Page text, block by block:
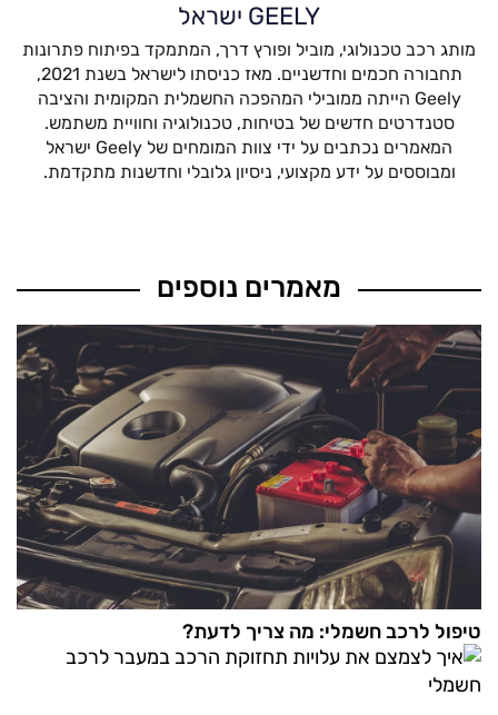
GEELY ישראל
מותג רכב טכנולוגי, מוביל ופורץ דרך, המתמקד בפיתוח פתרונות
תחבורה חכמים וחדשניים. מאז כניסתו לישראל בשנת 2021,
Geely הייתה ממובילי המהפכה החשמלית המקומית והציבה
סטנדרטים חדשים של בטיחות, טכנולוגיה וחוויית משתמש.
המאמרים נכתבים על ידי צוות המומחים של Geely ישראל
ומבוססים על ידע מקצועי, ניסיון גלובלי וחדשנות מתקדמת.
מאמרים נוספים
טיפול לרכב חשמלי: מה צריך לדעת?